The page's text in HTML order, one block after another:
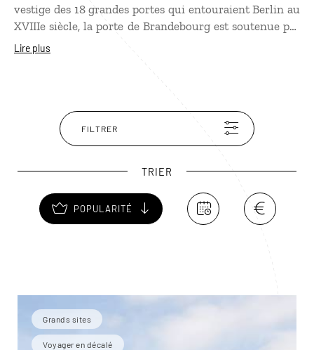
vestige des 18 grandes portes qui entouraient Berlin au
XVIIIe siècle, la porte de Brandebourg est soutenue par
des colonnes doriques dans un style classique, inspiré
l’hôtel Adlon, l’un des plus chics de la capitale
allemande.
Lire plus
FILTRER
TRIER
POPULARITÉ
Grands sites
Voyager en décalé